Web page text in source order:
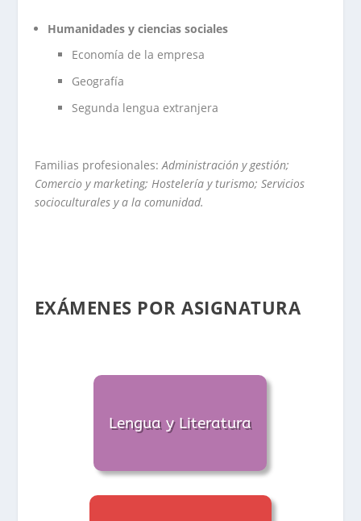
Humanidades y ciencias sociales
Economía de la empresa
Geografía
Segunda lengua extranjera
Familias profesionales: Administración y gestión;
Comercio y marketing; Hostelería y turismo; Servicios
socioculturales y a la comunidad.
EXÁMENES POR ASIGNATURA
Lengua y Literatura